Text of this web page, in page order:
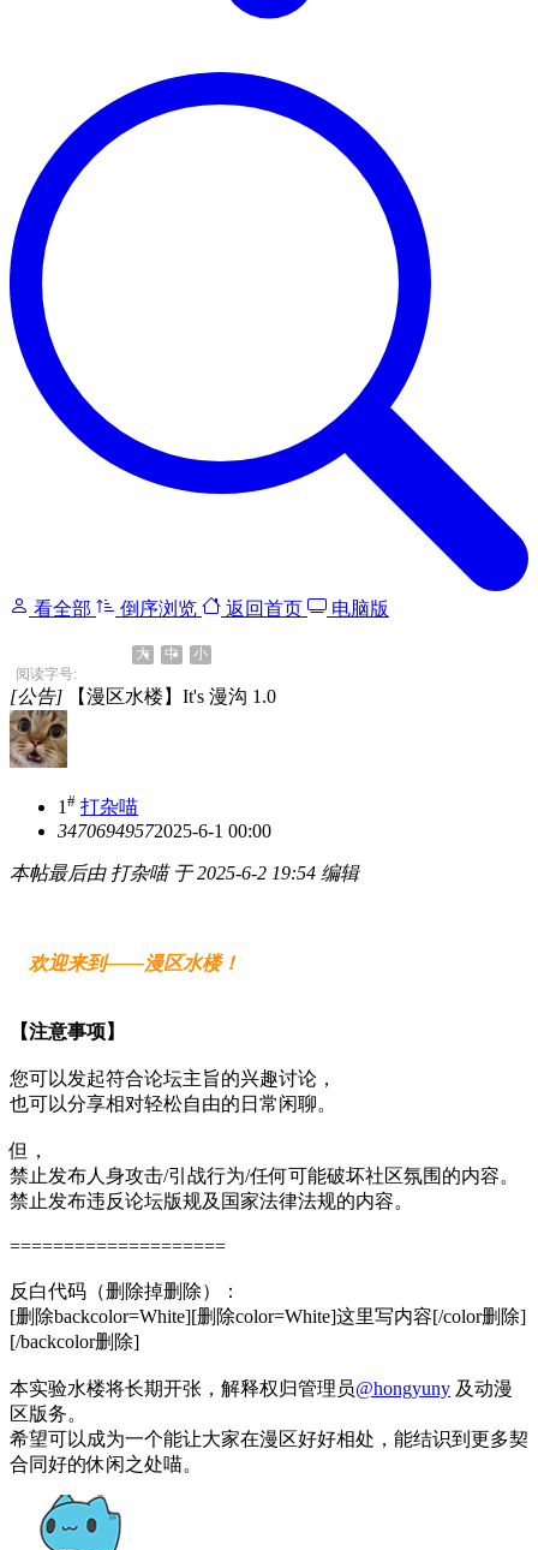
看全部 倒序浏览 返回首页 电脑版
阅读字号:
大 中 小
[公告] 【漫区水楼】It's 漫沟 1.0
1 # 打杂喵
34706949572025-6-1 00:00
本帖最后由 打杂喵 于 2025-6-2 19:54 编辑
欢迎来到——漫区水楼！
【注意事项】
您可以发起符合论坛主旨的兴趣讨论，
也可以分享相对轻松自由的日常闲聊。
但，
禁止发布人身攻击/引战行为/任何可能破坏社区氛围的内容。
禁止发布违反论坛版规及国家法律法规的内容。
====================
反白代码（删除掉删除）：
[删除backcolor=White][删除color=White]这里写内容[/color删除]
[/backcolor删除]
本实验水楼将长期开张，解释权归管理员@hongyuny 及动漫
区版务。
希望可以成为一个能让大家在漫区好好相处，能结识到更多契
合同好的休闲之处喵。